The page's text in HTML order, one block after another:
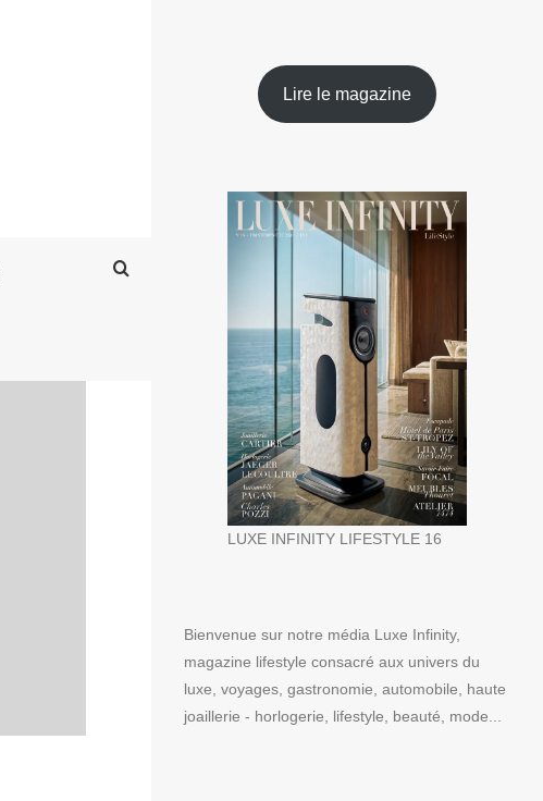
Lire le magazine
LUXE INFINITY LIFESTYLE 16
Bienvenue sur notre média Luxe Infinity,
magazine lifestyle consacré aux univers du
luxe, voyages, gastronomie, automobile, haute
joaillerie - horlogerie, lifestyle, beauté, mode...